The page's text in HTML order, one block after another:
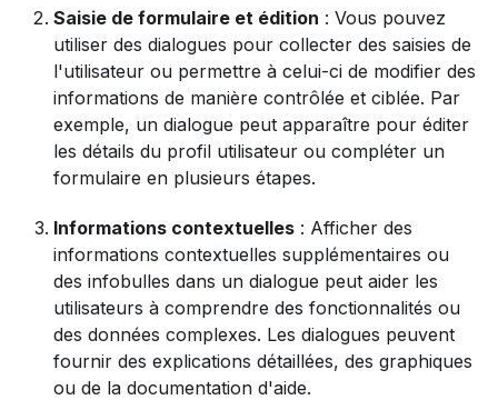
Saisie de formulaire et édition : Vous pouvez
utiliser des dialogues pour collecter des saisies de
l'utilisateur ou permettre à celui-ci de modifier des
informations de manière contrôlée et ciblée. Par
exemple, un dialogue peut apparaître pour éditer
les détails du profil utilisateur ou compléter un
formulaire en plusieurs étapes.
Informations contextuelles : Afficher des
informations contextuelles supplémentaires ou
des infobulles dans un dialogue peut aider les
utilisateurs à comprendre des fonctionnalités ou
des données complexes. Les dialogues peuvent
fournir des explications détaillées, des graphiques
ou de la documentation d'aide.